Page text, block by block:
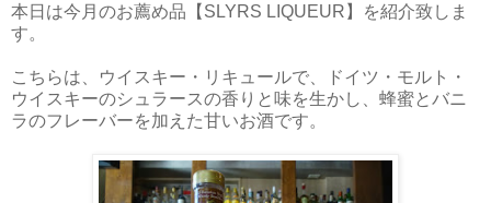
本日は今月のお薦め品【SLYRS LIQUEUR】を紹介致しま
す。
こちらは、ウイスキー・リキュールで、ドイツ・モルト・
ウイスキーのシュラースの香りと味を生かし、蜂蜜とバニ
ラのフレーバーを加えた甘いお酒です。